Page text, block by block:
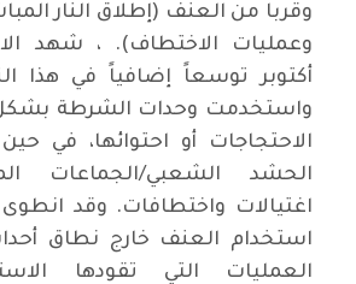
وقربا من العنف (إطلاق النار
وعمليات الاختطاف). ، شهد
أكتوبر توسعاً إضافياً في هذا
واستخدمت وحدات الشرطة بشكل
الاحتجاجات أو احتوائها، في
الحشد الشعبي/الجماعات
اغتيالات واختطافات. وقد
استخدام العنف خارج نطاق
العمليات التي تقودها